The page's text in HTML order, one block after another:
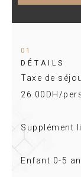
01
DÉTAILS
Taxe de
26.00DH/
Supplément
Enfant 0-5